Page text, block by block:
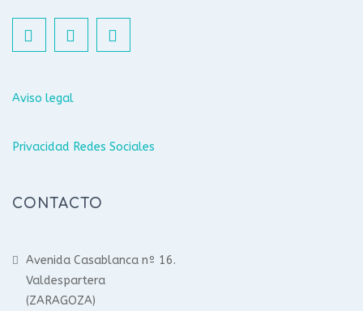
Aviso legal
Privacidad Redes Sociales
CONTACTO
Avenida Casablanca nº 16.
Valdespartera
(ZARAGOZA)